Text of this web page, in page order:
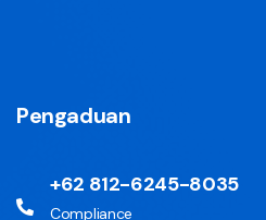
Pengaduan
+62 812-6245-8035
Compliance